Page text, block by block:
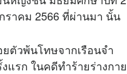
ราคม 2566 ที่ผ่านมา นั้น
ตัวพ้นโทษจากเรือนจำ
แรก ในคดีทำร้ายร่างกาย